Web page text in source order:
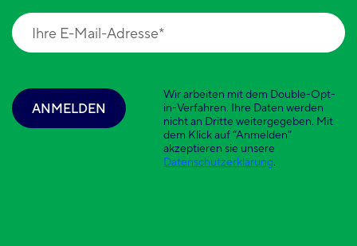
Wir arbeiten mit dem Double-Opt-
in-Verfahren. Ihre Daten werden
nicht an Dritte weitergegeben. Mit
dem Klick auf “Anmelden”
akzeptieren sie unsere
Datenschutzerklärung.
ANMELDEN